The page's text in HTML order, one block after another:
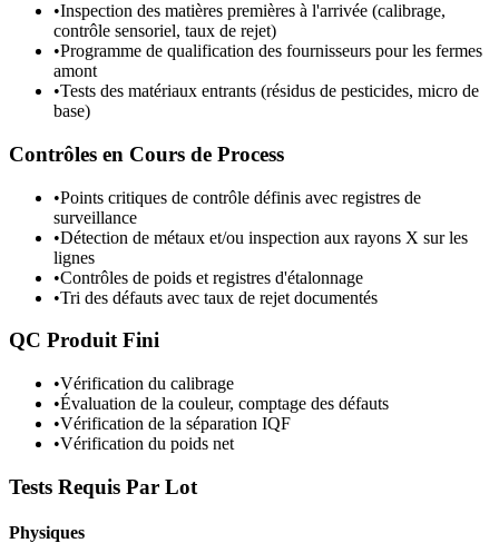
•Inspection des matières premières à l'arrivée (calibrage,
contrôle sensoriel, taux de rejet)
•Programme de qualification des fournisseurs pour les fermes
amont
•Tests des matériaux entrants (résidus de pesticides, micro de
base)
Contrôles en Cours de Process
•Points critiques de contrôle définis avec registres de
surveillance
•Détection de métaux et/ou inspection aux rayons X sur les
lignes
•Contrôles de poids et registres d'étalonnage
•Tri des défauts avec taux de rejet documentés
QC Produit Fini
•Vérification du calibrage
•Évaluation de la couleur, comptage des défauts
•Vérification de la séparation IQF
•Vérification du poids net
Tests Requis Par Lot
Physiques